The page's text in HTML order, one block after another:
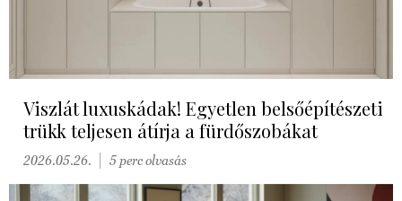
Viszlát luxuskádak! Egyetlen belsőépítészeti
trükk teljesen átírja a fürdőszobákat
2026.05.26. 5 perc olvasás